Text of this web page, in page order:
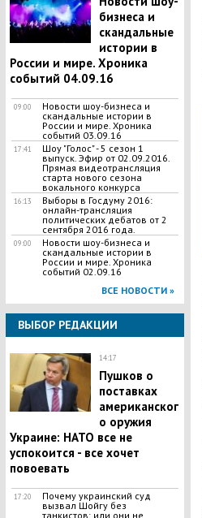
бизнеса и
скандальные
истории в
России и мире. Хроника
событий 04.09.16
09:00
Новости шоу-бизнеса и
скандальные истории в
России и мире. Хроника
событий 03.09.16
17:41
Шоу "Голос" - 5 сезон 1
выпуск. Эфир от 02.09.2016.
Прямая видеотрансляция
старта нового сезона
вокального конкурса
16:13
Выборы в Госдуму 2016:
онлайн-трансляция
политических дебатов от 2
сентября 2016 года.
09:00
Новости шоу-бизнеса и
скандальные истории в
России и мире. Хроника
событий 02.09.16
ВСЕ НОВОСТИ »
ВЫБОР РЕДАКЦИИ
14:17
Пушков о
поставках
американског
о оружия
Украине: НАТО все не
успокоится - все хочет
повоевать
17:20
Почему украинский суд
вызвал Шойгу без
танкистов: или они не